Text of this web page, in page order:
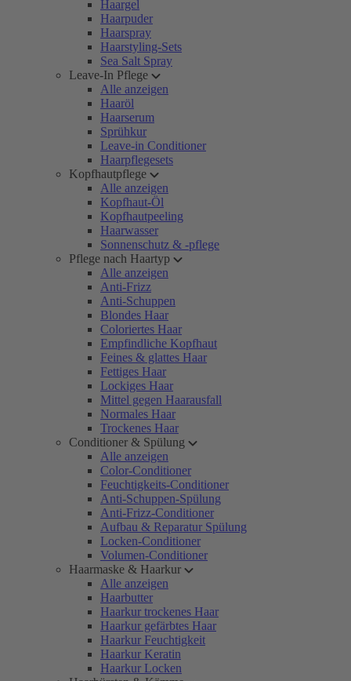
Haargel
Haarpuder
Haarspray
Haarstyling-Sets
Sea Salt Spray
Leave-In Pflege
Alle anzeigen
Haaröl
Haarserum
Sprühkur
Leave-in Conditioner
Haarpflegesets
Kopfhautpflege
Alle anzeigen
Kopfhaut-Öl
Kopfhautpeeling
Haarwasser
Sonnenschutz & -pflege
Pflege nach Haartyp
Alle anzeigen
Anti-Frizz
Anti-Schuppen
Blondes Haar
Coloriertes Haar
Empfindliche Kopfhaut
Feines & glattes Haar
Fettiges Haar
Lockiges Haar
Mittel gegen Haarausfall
Normales Haar
Trockenes Haar
Conditioner & Spülung
Alle anzeigen
Color-Conditioner
Feuchtigkeits-Conditioner
Anti-Schuppen-Spülung
Anti-Frizz-Conditioner
Aufbau & Reparatur Spülung
Locken-Conditioner
Volumen-Conditioner
Haarmaske & Haarkur
Alle anzeigen
Haarbutter
Haarkur trockenes Haar
Haarkur gefärbtes Haar
Haarkur Feuchtigkeit
Haarkur Keratin
Haarkur Locken